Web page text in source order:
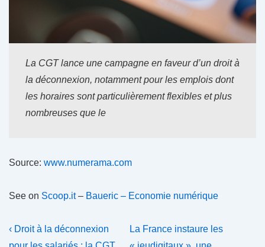
La CGT lance une campagne en faveur d’un droit à
la déconnexion, notamment pour les emplois dont
les horaires sont particulièrement flexibles et plus
nombreuses que le
Source: www.numerama.com
See on Scoop.it– Baueric – Economie numérique
Navigation
Previous
Post
‹ Droit à la déconnexion
Next
Post
La France instaure les